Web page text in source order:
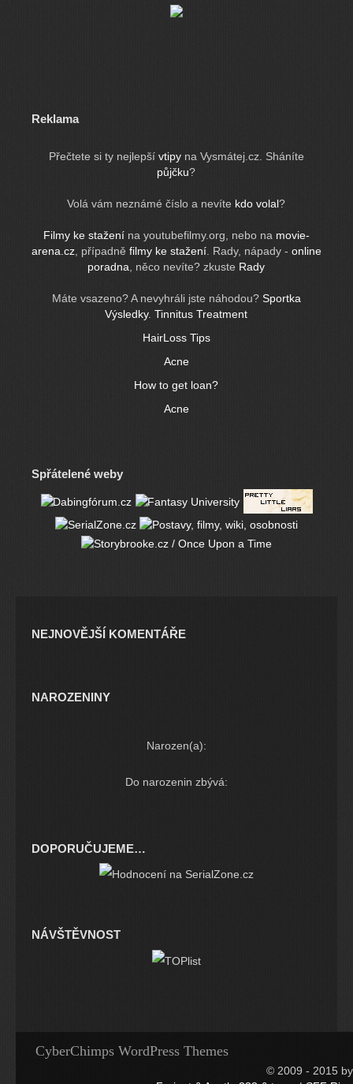
Reklama
Přečtete si ty nejlepší vtipy na Vysmátej.cz. Sháníte
půjčku?
Volá vám neznámé číslo a nevíte kdo volal?
Filmy ke stažení na youtubefilmy.org, nebo na movie-
arena.cz , případně filmy ke stažení . Rady, nápady - online
poradna , něco nevíte? zkuste Rady
Máte vsazeno? A nevyhráli jste náhodou? Sportka
Výsledky.Tinnitus Treatment
HairLoss Tips
Acne
How to get loan?
Acne
Spřátelené weby
NEJNOVĚJŠÍ KOMENTÁŘE
NAROZENINY
Narozen(a):
Do narozenin zbývá:
DOPORUČUJEME…
NÁVŠTĚVNOST
CyberChimps WordPress Themes
© 2009 - 2015 by